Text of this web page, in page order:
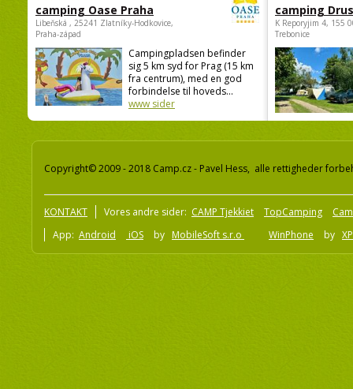
camping Oase Praha
Libeňská , 25241 Zlatníky-Hodkovice,
Praha-západ
Campingpladsen befinder
sig 5 km syd for Prag (15 km
fra centrum), med en god
forbindelse til hoveds...
www sider
camping
K Reporyjim 4, 155
Trebonice
Copyright© 2009 - 2018 Camp.cz - Pavel Hess, alle rettigheder
KONTAKT Vores andre sider: CAMP Tjekkiet TopCamping
App: Android iOS by MobileSoft s.r.o WinPhone by